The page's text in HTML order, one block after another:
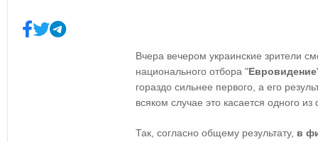
Вчера вечером украинские зрители
национального отбора "Евровидение
гораздо сильнее первого, а его
всяком случае это касается одного
Так, согласно общему результату, в